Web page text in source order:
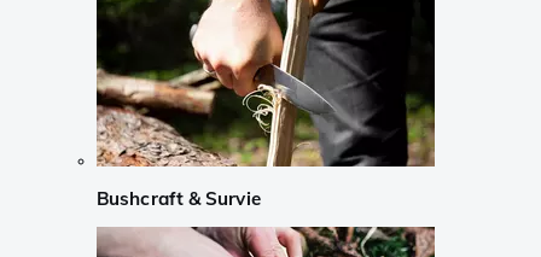
Bushcraft & Survie